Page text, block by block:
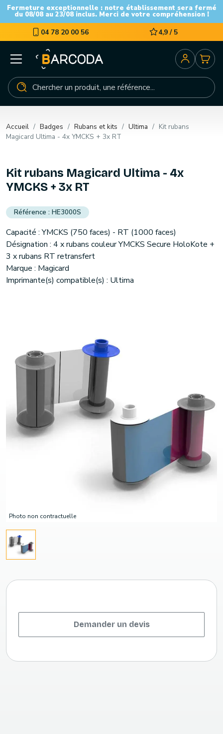
Fermeture exceptionnelle : notre établissement sera fermé
du 08/08 au 23/08 inclus. Merci de votre compréhension !
04 78 20 00 56 4,9 / 5
Accueil Badges Rubans et kits Ultima
Kit rubans
Magicard Ultima - 4x YMCKS + 3x RT
Photo non contractuelle
Kit rubans Magicard Ultima - 4x
YMCKS + 3x RT
HE3000S
Capacité : YMCKS (750 faces) - RT (1000 faces)
Désignation : 4 x rubans couleur YMCKS Secure HoloKote +
3 x rubans RT retransfert
Marque : Magicard
Imprimante(s) compatible(s) : Ultima
Demander un devis